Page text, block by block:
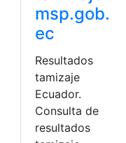
msp.gob.
ec
Resultados
tamizaje
Ecuador.
Consulta de
resultados